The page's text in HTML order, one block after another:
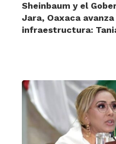
Sheinbaum y el
Jara, Oaxaca
infraestructura: